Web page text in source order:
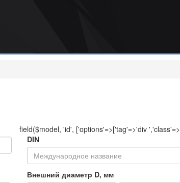
field($model, 'id', ['options'=>['tag'=>'div
DIN
Внешний диаметр D, мм